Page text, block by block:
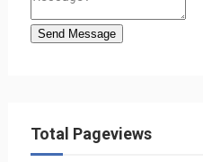
Send Message
Total Pageviews